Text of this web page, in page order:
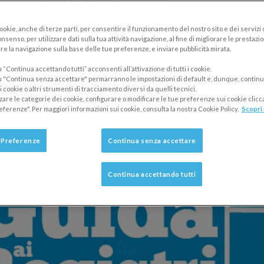
tra i documenti obbligatori per le
corrispettivi e acquisti. Ecco una
le istruzioni da considerare.
anche di terze parti, per consentire il funzionamento del nostro sito e dei servizi
per utilizzare dati sulla tua attività navigazione, al fine di migliorare le
la navigazione sulla base delle tue preferenze, e inviare pubblicità mirata.
“Continua accettando tutti” acconsenti all’attivazione di tutti i cookie.
"Continua senza accettare" permarranno le impostazioni di default e, dunque,
cookie o altri strumenti di tracciamento diversi da quelli tecnici.
le categorie dei cookie, configurare o modificare le tue preferenze sui cookie
Per maggiori informazioni sui cookie, consulta la nostra Cookie Policy. Scopri
Continua senza accettare
Continua accettando tutti